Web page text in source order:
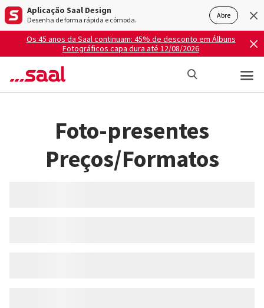
Aplicação Saal Design
Desenha de forma rápida e cómoda. Abre
Os 45 anos da Saal continuam: 45% de desconto em Álbuns
Fotográficos capa dura até 12/08/2026
Foto-presentes
Preços/Formatos